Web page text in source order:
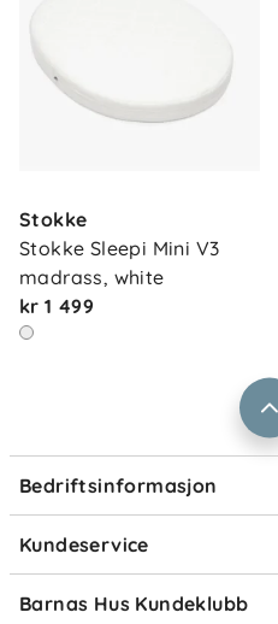
Stokke
Stokke Sleepi Mini V3
madrass, white
kr 1 499
Bedriftsinformasjon
Våre butikker
Vårt samfunnsansvar
Jobbe i Barnas Hus
Størrelsesguider
Kundeservice
Frakt og levering
Retur og reklamasjon
Ofte stilte spørsmål
Om Klarna
Barnas Hus Kundeklubb
Medlemsvilkår